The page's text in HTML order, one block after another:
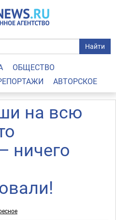
Найти
ОБЩЕСТВО
АВТОРСКОЕ
на всю
ничего